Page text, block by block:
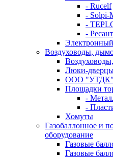
- Rucelf
- Solpi-
-
-
Электронный
Воздуховоды,
Люки-
ООО
Площадки
-
-
Хомуты
Газобаллонное и
оборудование
Газовые
Газовые